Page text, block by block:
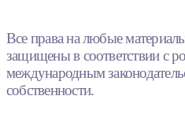
Все права на любые
защищены в соответствии с
международным
собственности.